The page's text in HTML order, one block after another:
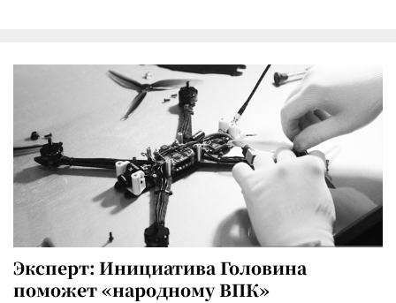
Эксперт: Инициатива Головина
поможет «народному ВПК»